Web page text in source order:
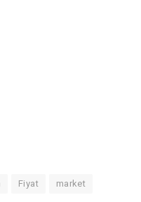
Fiyat market